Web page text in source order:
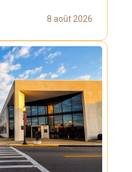
8 août 2026